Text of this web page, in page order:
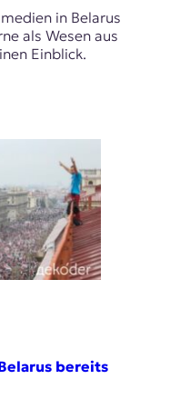
in Belarus
als Wesen aus
Einblick.
bereits